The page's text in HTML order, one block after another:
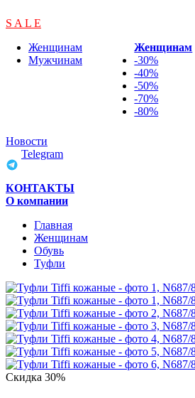
S A L E
Женщинам
Мужчинам
Женщинам
-30%
-40%
-50%
-70%
-80%
Новости
Telegram
КОНТАКТЫ
О компании
Главная
Женщинам
Обувь
Туфли
Скидка 30%